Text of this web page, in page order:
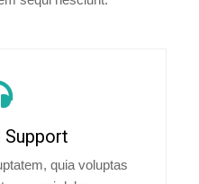
Support
quia voluptas